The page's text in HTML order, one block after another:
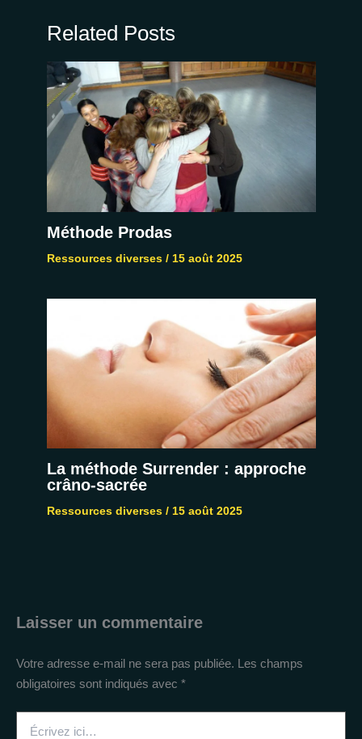
Related Posts
Méthode Prodas
Ressources diverses/ 15 août 2025
La méthode Surrender : approche
crâno-sacrée
Ressources diverses/ 15 août 2025
Laisser un commentaire
Votre adresse e-mail ne sera pas publiée. Les champs
obligatoires sont indiqués avec *
ici…